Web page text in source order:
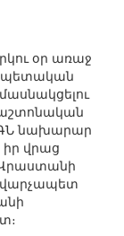
օր առաջ
նախարար
իր վրաց
Վրաստանի
վարչապետ